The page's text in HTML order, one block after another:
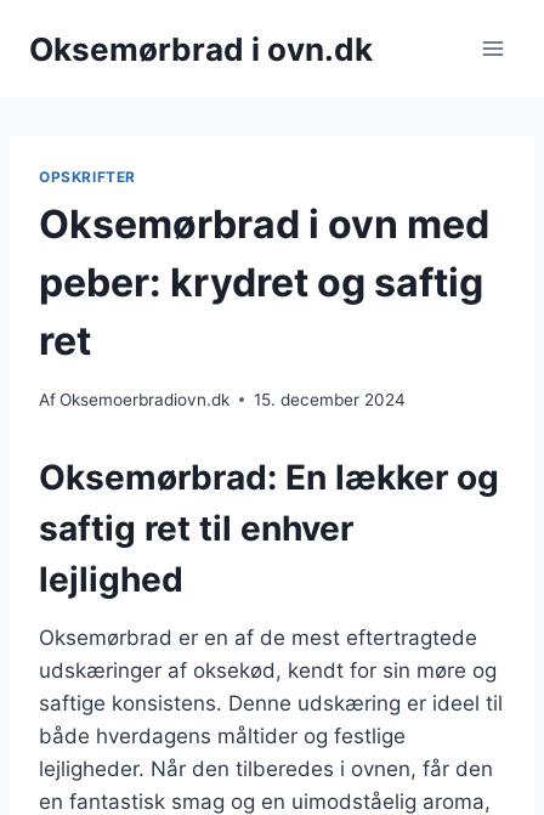
Oksemørbrad i ovn.dk
OPSKRIFTER
Oksemørbrad i ovn med
peber: krydret og saftig
ret
AfOksemoerbradiovn.dk 15. december 2024
Oksemørbrad: En lækker og
saftig ret til enhver
lejlighed
Oksemørbrad er en af de mest eftertragtede
udskæringer af oksekød, kendt for sin møre og
saftige konsistens. Denne udskæring er ideel til
både hverdagens måltider og festlige
lejligheder. Når den tilberedes i ovnen, får den
en fantastisk smag og en uimodståelig aroma,